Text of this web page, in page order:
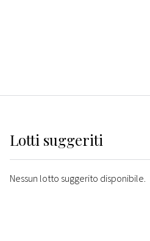
Lotti suggeriti
Nessun lotto suggerito disponibile.